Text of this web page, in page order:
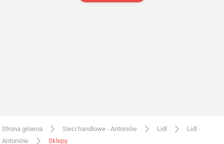
Strona główna Sieci handlowe - Antoniów Lidl
Lidl -
Antoniów
Sklepy